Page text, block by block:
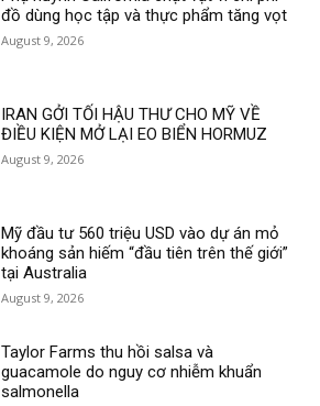
đồ dùng học tập và thực phẩm tăng vọt
August 9, 2026
IRAN GỞI TỐI HẬU THƯ CHO MỸ VỀ
ĐIỀU KIỆN MỞ LẠI EO BIỂN HORMUZ
August 9, 2026
Mỹ đầu tư 560 triệu USD vào dự án mỏ
khoáng sản hiếm “đầu tiên trên thế giới”
tại Australia
August 9, 2026
Taylor Farms thu hồi salsa và
guacamole do nguy cơ nhiễm khuẩn
salmonella